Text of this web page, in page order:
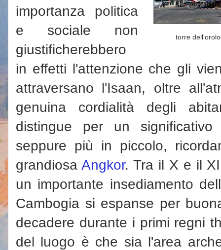
torre
importanza politica
e sociale non
giustificherebbero
in effetti l'attenzione che gli
attraversano l'Isaan, oltre
genuina cordialità degli
distingue per un
seppure più in piccolo,
grandiosa Angkor. Tra il X e il
un importante insediamento
Cambogia si espanse per
decadere durante i primi regni
del luogo è che sia l'area